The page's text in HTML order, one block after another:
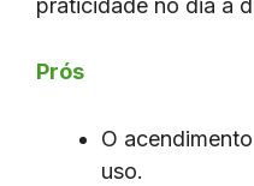
Prós
O
uso.